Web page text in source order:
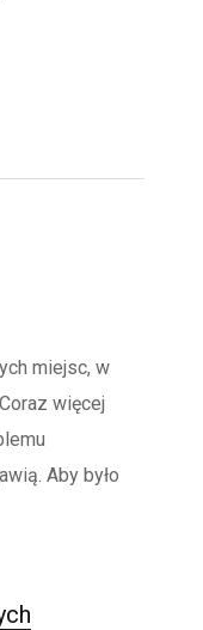
miejsc, w
więcej
Aby było